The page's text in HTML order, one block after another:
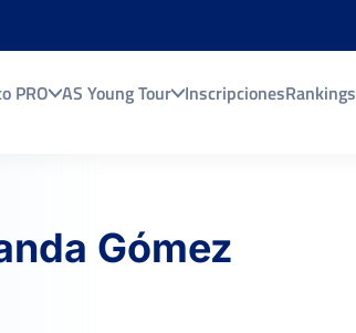
PRO AS Young Tour InscripcionesRankings
Gómez